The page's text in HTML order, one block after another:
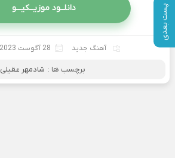
پست بعدی دانلــود موزیــکیـــو
آهنگ جدید 28 آگوست 2023
برچسب ها : شادمهر عقیلی